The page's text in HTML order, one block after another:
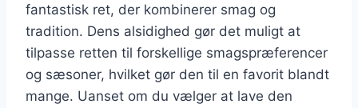
fantastisk ret, der kombinerer smag og
tradition. Dens alsidighed gør det muligt at
tilpasse retten til forskellige smagspræferencer
og sæsoner, hvilket gør den til en favorit blandt
mange. Uanset om du vælger at lave den